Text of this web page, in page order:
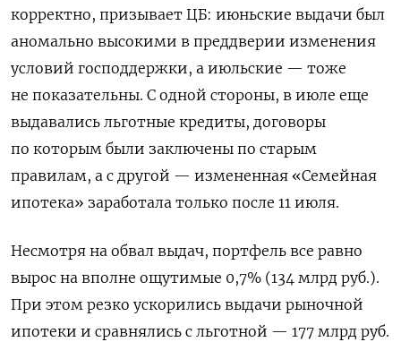
корректно, призывает ЦБ: июньские выдачи был
аномально высокими в преддверии изменения
условий господдержки, а июльские — тоже
не показательны. С одной стороны, в июле еще
выдавались льготные кредиты, договоры
по которым были заключены по старым
правилам, а с другой — измененная «Семейная
ипотека» заработала только после 11 июля.
Несмотря на обвал выдач, портфель все равно
вырос на вполне ощутимые 0,7% (134 млрд руб.).
При этом резко ускорились выдачи рыночной
ипотеки и сравнялись с льготной — 177 млрд руб.